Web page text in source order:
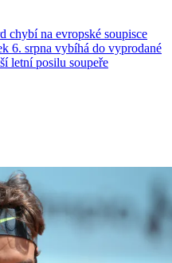
chybí na evropské soupisce
6. srpna vybíhá do vyprodané
letní posilu soupeře